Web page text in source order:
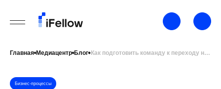
Главная Медиацентр Блог Как подготовить команду к переходу на микросервисы
Бизнес-процессы